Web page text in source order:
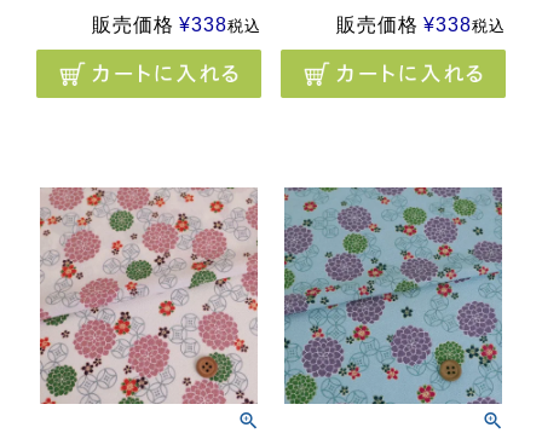
販売価格 ¥338税込 販売価格 ¥338税込